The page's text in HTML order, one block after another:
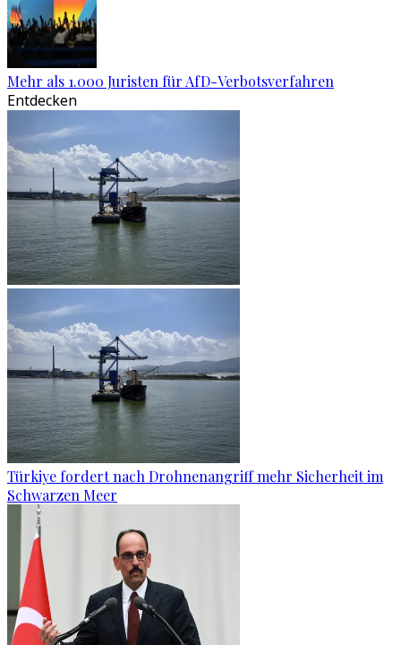
Mehr als 1.000 Juristen für AfD-Verbotsverfahren
Entdecken
Türkiye fordert nach Drohnenangriff mehr Sicherheit im
Schwarzen Meer